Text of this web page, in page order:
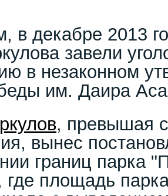
в декабре 2013
завели
в незаконном
им. Даира
, превышая
вынес
границ парка
где площадь